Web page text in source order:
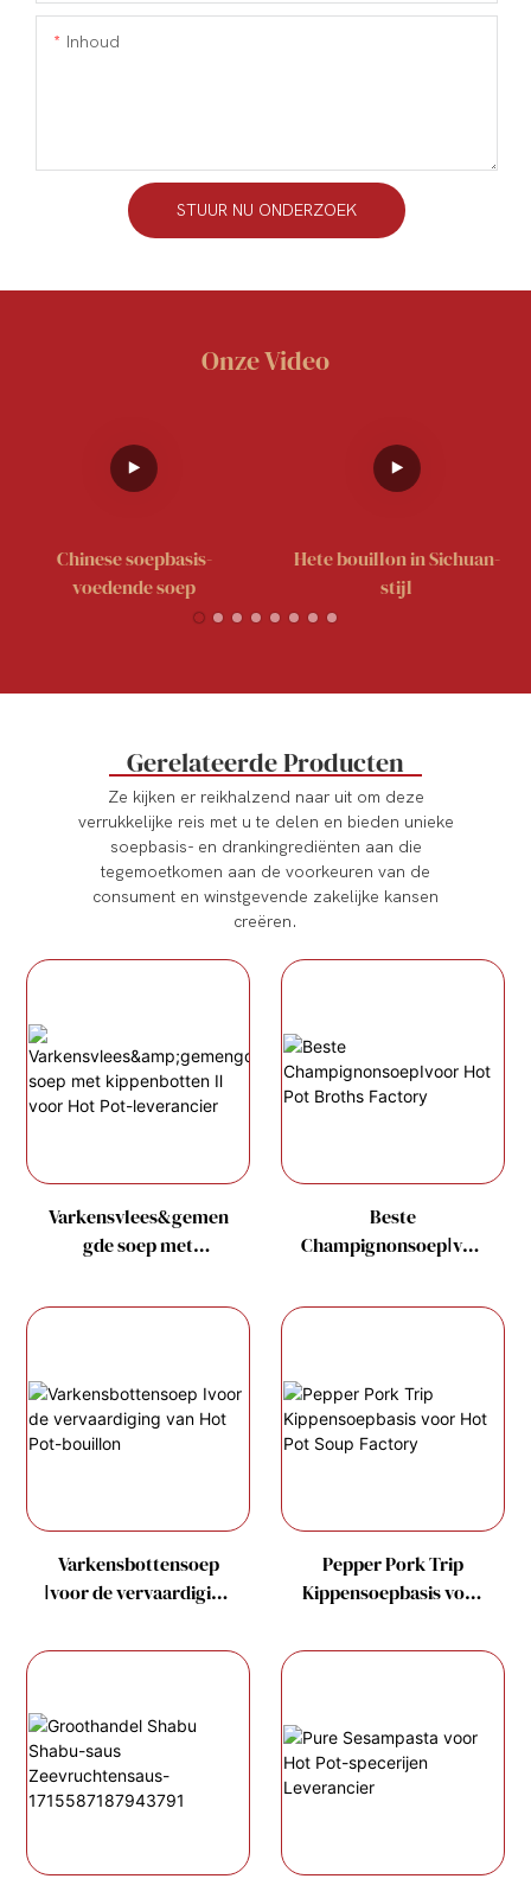
Inhoud
STUUR NU ONDERZOEK
Onze Video
Chinese soepbasis-
voedende soep
Hete bouillon in Sichuan-
stijl
Gerelateerde Producten
Ze kijken er reikhalzend naar uit om deze
verrukkelijke reis met u te delen en bieden unieke
soepbasis- en drankingrediënten aan die
tegemoetkomen aan de voorkeuren van de
consument en winstgevende zakelijke kansen
creëren.
Varkensvlees&gemen
gde soep met
Hot Pot-leverancier
Beste
ChampignonsoepⅠvoo
Factory
Varkensbottensoep
Ⅰvoor de vervaardiging
Pepper Pork Trip
Kippensoepbasis voor